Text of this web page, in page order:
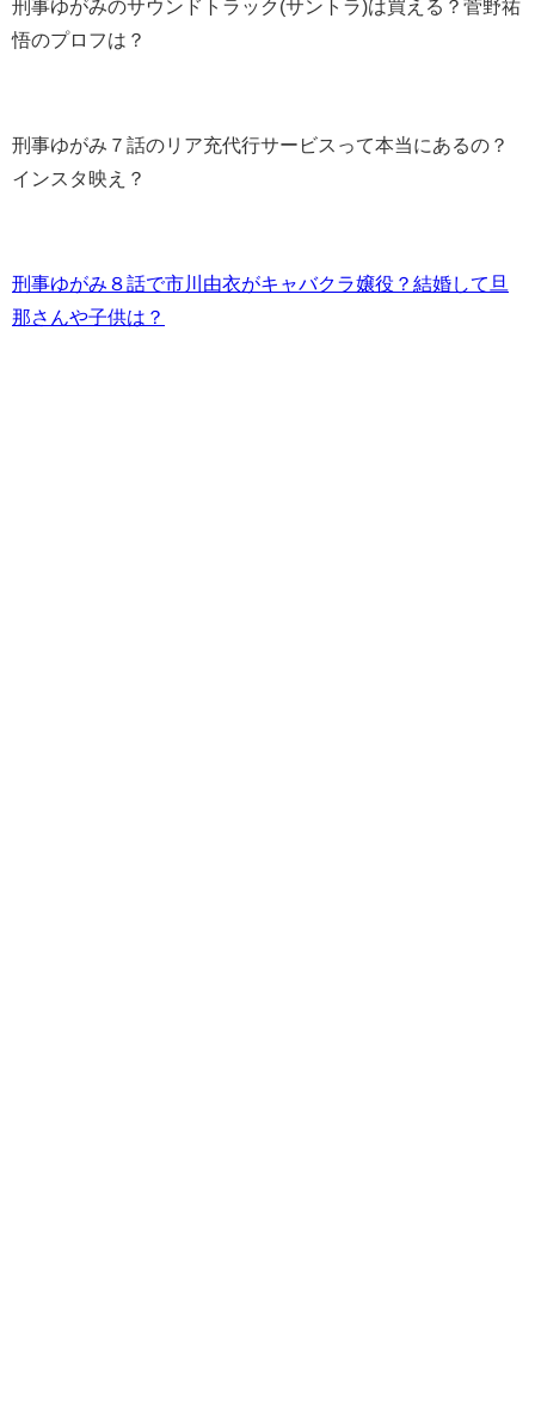
刑事ゆがみのサウンドトラック(サントラ)は買える？菅野祐
悟のプロフは？
刑事ゆがみ７話のリア充代行サービスって本当にあるの？
インスタ映え？
刑事ゆがみ８話で市川由衣がキャバクラ嬢役？結婚して旦
那さんや子供は？